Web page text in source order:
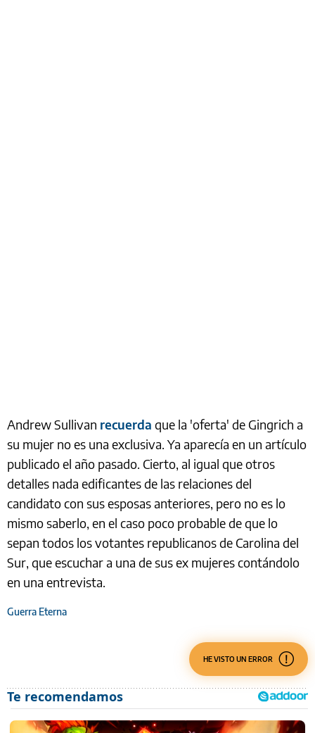
Andrew Sullivan recuerda que la 'oferta' de Gingrich a
su mujer no es una exclusiva. Ya aparecía en un artículo
publicado el año pasado. Cierto, al igual que otros
detalles nada edificantes de las relaciones del
candidato con sus esposas anteriores, pero no es lo
mismo saberlo, en el caso poco probable de que lo
sepan todos los votantes republicanos de Carolina del
Sur, que escuchar a una de sus ex mujeres contándolo
en una entrevista.
Guerra Eterna
HE VISTO UN ERROR